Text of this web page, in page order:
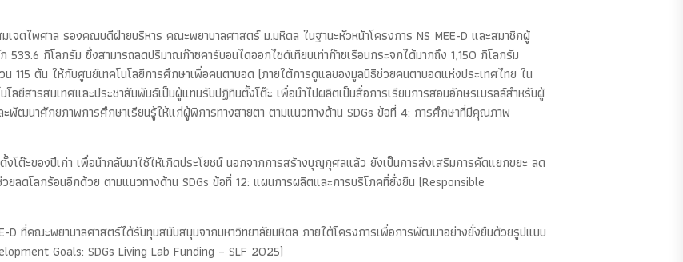
จตไพศาล รองคณบดีฝ่ายบริหาร คณะพยาบาลศาสตร์ ม.มหิดล ในฐานะหัวหน้าโครงการ NS MEE-D และสมาชิกผู้
กิโลกรัม ซึ่งสามารถลดปริมาณก๊าซคาร์บอนไดออกไซด์เทียบเท่าก๊าซเรือนกระจกได้มากถึง 1,150 กิโลกรัม
115 ต้น ให้กับศูนย์เทคโนโลยีการศึกษาเพื่อคนตาบอด (ภายใต้การดูแลของมูลนิธิช่วยคนตาบอดแห่งประเทศไทย ใน
ลยีสารสนเทศและประชาสัมพันธ์เป็นผู้แทนรับปฏิทินตั้งโต๊ะ เพื่อนำไปผลิตเป็นสื่อการเรียนการสอนอักษรเบรลล์สำหรับผู้
ะพัฒนาศักยภาพการศึกษาเรียนรู้ให้แก่ผู้พิการทางสายตา ตามแนวทางด้าน SDGs ข้อที่ 4: การศึกษาที่มีคุณภาพ
ต๊ะของปีเก่า เพื่อนำกลับมาใช้ให้เกิดประโยชน์ นอกจากการสร้างบุญกุศลแล้ว ยังเป็นการส่งเสริมการคัดแยกขยะ ลด
ลดโลกร้อนอีกด้วย ตามแนวทางด้าน SDGs ข้อที่ 12: แผนการผลิตและการบริโภคที่ยั่งยืน (Responsible
D ที่คณะพยาบาลศาสตร์ได้รับทุนสนับสนุนจากมหาวิทยาลัยมหิดล ภายใต้โครงการเพื่อการพัฒนาอย่างยั่งยืนด้วยรูปแบบ
Goals: SDGs Living Lab Funding – SLF 2025)